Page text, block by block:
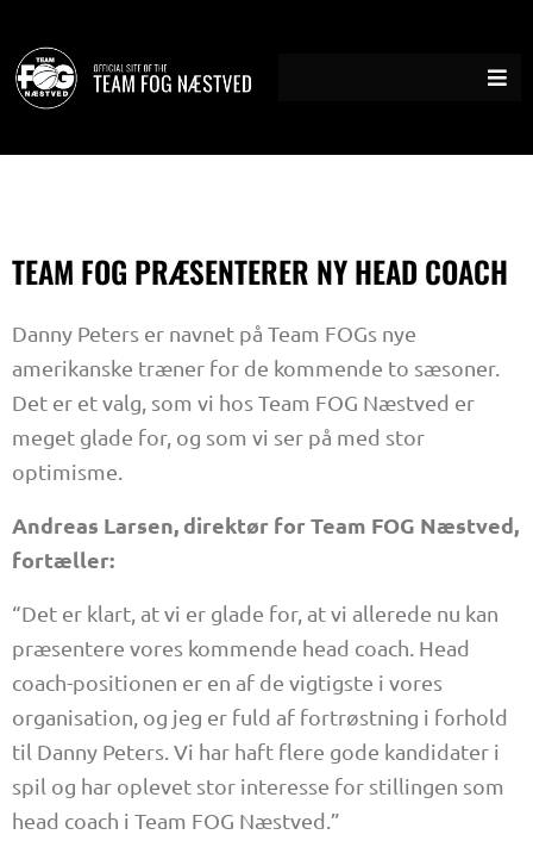
indholdet
TEAM FOG PRÆSENTERER NY HEAD COACH
Danny Peters er navnet på Team FOGs nye
amerikanske træner for de kommende to sæsoner.
Det er et valg, som vi hos Team FOG Næstved er
meget glade for, og som vi ser på med stor
optimisme.
Andreas Larsen, direktør for Team FOG Næstved,
fortæller:
“Det er klart, at vi er glade for, at vi allerede nu kan
præsentere vores kommende head coach. Head
coach-positionen er en af de vigtigste i vores
organisation, og jeg er fuld af fortrøstning i forhold
til Danny Peters. Vi har haft flere gode kandidater i
spil og har oplevet stor interesse for stillingen som
head coach i Team FOG Næstved.”